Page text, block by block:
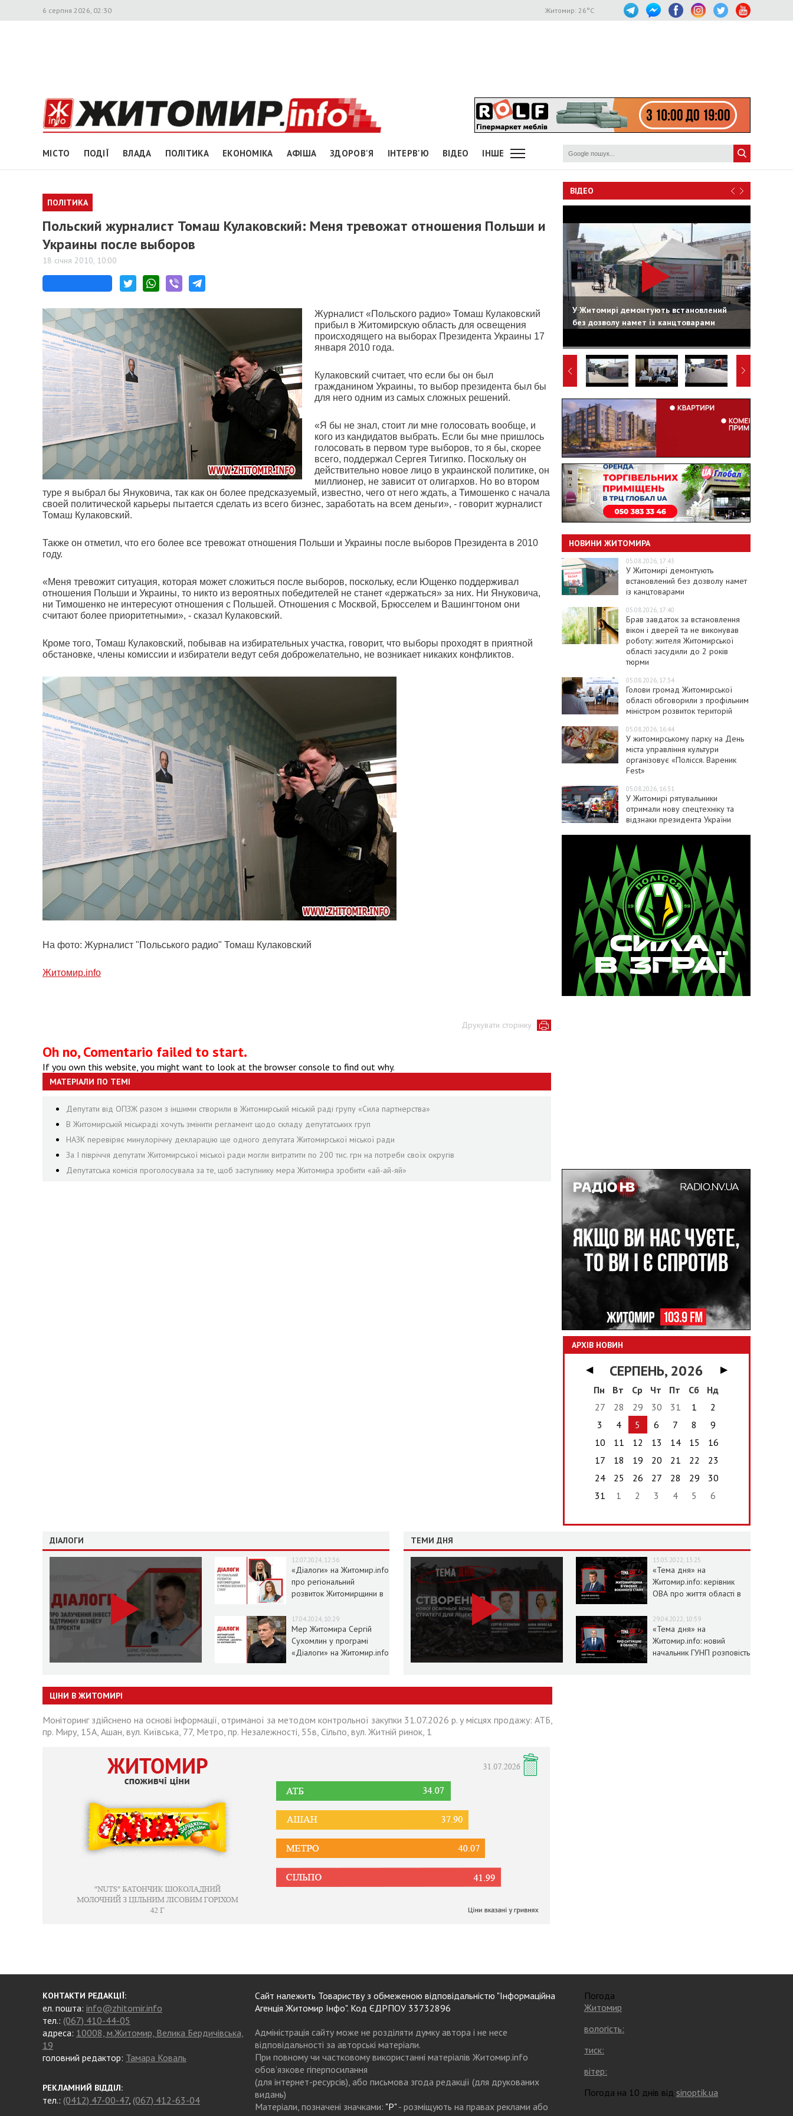
6 серпня 2026, 02:30 Житомир: 26°C
МІСТО ПОДІЇ ВЛАДА ПОЛІТИКА ЕКОНОМІКА АФІША ЗДОРОВ'Я ІНТЕРВ'Ю ВІДЕО ІНШЕ
ПОЛІТИКА
Польский журналист Томаш Кулаковский: Меня тревожат отношения Польши и
Украины после выборов
18 січня 2010, 10:00
Журналист «Польского радио» Томаш Кулаковский
прибыл в Житомирскую область для освещения
происходящего на выборах Президента Украины 17
января 2010 года.
Кулаковский считает, что если бы он был
гражданином Украины, то выбор президента был бы
для него одним из самых сложных решений.
«Я бы не знал, стоит ли мне голосовать вообще, и
кого из кандидатов выбрать. Если бы мне пришлось
голосовать в первом туре выборов, то я бы, скорее
всего, поддержал Сергея Тигипко. Поскольку он
действительно новое лицо в украинской политике, он
миллионер, не зависит от олигархов. Но во втором
туре я выбрал бы Януковича, так как он более предсказуемый, известно, чего от него ждать, а Тимошенко с начала
своей политической карьеры пытается сделать из всего бизнес, заработать на всем деньги», - говорит журналист
Томаш Кулаковский.
Также он отметил, что его более все тревожат отношения Польши и Украины после выборов Президента в 2010
году.
«Меня тревожит ситуация, которая может сложиться после выборов, поскольку, если Ющенко поддерживал
отношения Польши и Украины, то никто из вероятных победителей не станет «держаться» за них. Ни Януковича,
ни Тимошенко не интересуют отношения с Польшей. Отношения с Москвой, Брюсселем и Вашингтоном они
считают более приоритетными», - сказал Кулаковский.
Кроме того, Томаш Кулаковский, побывав на избирательных участка, говорит, что выборы проходят в приятной
обстановке, члены комиссии и избиратели ведут себя доброжелательно, не возникает никаких конфликтов.
На фото: Журналист "Польського радио" Томаш Кулаковский
Житомир.info
Друкувати сторінку
Oh no, Comentario failed to start.
If you own this website, you might want to look at the browser console to find out why.
МАТЕРІАЛИ ПО ТЕМІ
Депутати від ОПЗЖ разом з іншими створили в Житомирській міській раді групу «Сила партнерства»
В Житомирській міськраді хочуть змінити регламент щодо складу депутатських груп
НАЗК перевіряє минулорічну декларацію ще одного депутата Житомирської міської ради
За І півріччя депутати Житомирської міської ради могли витратити по 200 тис. грн на потреби своїх округів
Депутатська комісія проголосувала за те, щоб заступнику мера Житомира зробити «ай-ай-яй»
ВІДЕО
У Житомирі демонтують встановлений
без дозволу намет із канцтоварами
НОВИНИ ЖИТОМИРА
05.08.2026, 17:43
У Житомирі демонтують
встановлений без дозволу намет
із канцтоварами
05.08.2026, 17:40
Брав завдаток за встановлення
вікон і дверей та не виконував
роботу: жителя Житомирської
області засудили до 2 років
тюрми
05.08.2026, 17:34
Голови громад Житомирської
області обговорили з профільним
міністром розвиток територій
05.08.2026, 16:44
У житомирському парку на День
міста управління культури
організовує «Полісся. Вареник
Fest»
05.08.2026, 16:31
У Житомирі рятувальники
отримали нову спецтехніку та
відзнаки президента України
АРХІВ НОВИН
◀ СЕРПЕНЬ, 2026
▶
Пн
Вт Ср Чт Пт Сб
Нд
27
28 29 30 31 1
2
3
4 5 6 7 8
9
10
11 12 13 14 15
16
17
18 19 20 21 22
23
24
25 26 27 28 29
30
31
1 2 3 4 5 6
ДІАЛОГИ
12.07.2024, 12:36
«Діалоги» на Житомир.info
про регіональний
розвиток Житомирщини в
17.04.2024, 10:29
Мер Житомира Сергій
Сухомлин у програмі
«Діалоги» на Житомир.info
ТЕМИ ДНЯ
13.05.2022, 13:25
«Тема дня» на
Житомир.info: керівник
ОВА про життя області в
29.04.2022, 10:59
«Тема дня» на
Житомир.info: новий
начальник ГУНП розповість
ЦІНИ В ЖИТОМИРІ
Моніторинг здійснено на основі інформації, отриманої за методом контрольної закупки 31.07.2026 р. у місцях продажу: АТБ,
пр. Миру, 15А, Ашан, вул. Київська, 77, Метро, пр. Незалежності, 55в, Сільпо, вул. Житній ринок, 1
КОНТАКТИ РЕДАКЦІЇ:
ел. пошта: info@zhitomir.info
тел.: (067) 410-44-05
адреса: 10008, м.Житомир, Велика Бердичівська,
19
головний редактор: Тамара Коваль
РЕКЛАМНИЙ ВІДДІЛ:
тел.: (0412) 47-00-47, (067) 412-63-04
Сайт належить Товариству з обмеженою відповідальністю "Інформаційна
Агенція Житомир Інфо". Код ЄДРПОУ 33732896
Адміністрація сайту може не розділяти думку автора і не несе
відповідальності за авторські матеріали.
При повному чи частковому використанні матеріалів Житомир.info
обов’язкове гіперпосилання
(для інтернет-ресурсів), або письмова згода редакції (для друкованих
видань)
Матеріали, позначені значками: "Р"- розміщують на правах реклами або
Погода
Житомир
вологість:
тиск:
вітер:
Погода на 10 днів від sinoptik.ua